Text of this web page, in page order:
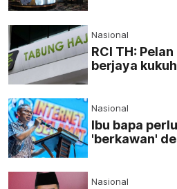
Nasional
RCI TH:
berjaya
Nasional
Ibu bapa
'berkawan'
Nasional